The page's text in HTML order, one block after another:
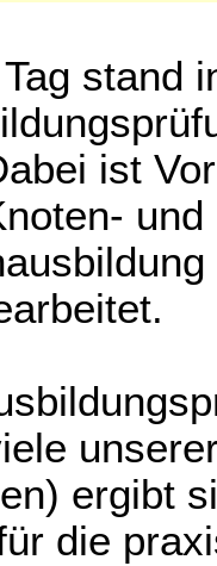
stand
ist
ergibt
die